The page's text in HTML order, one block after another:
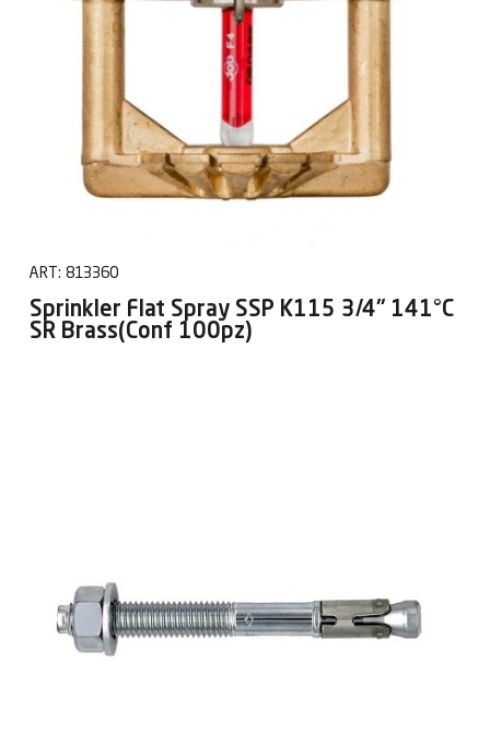
ART: 813360
Sprinkler Flat Spray SSP K115 3/4" 141°C
SR Brass(Conf 100pz)